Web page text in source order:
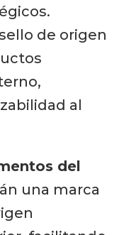
de origen
al
del
una marca